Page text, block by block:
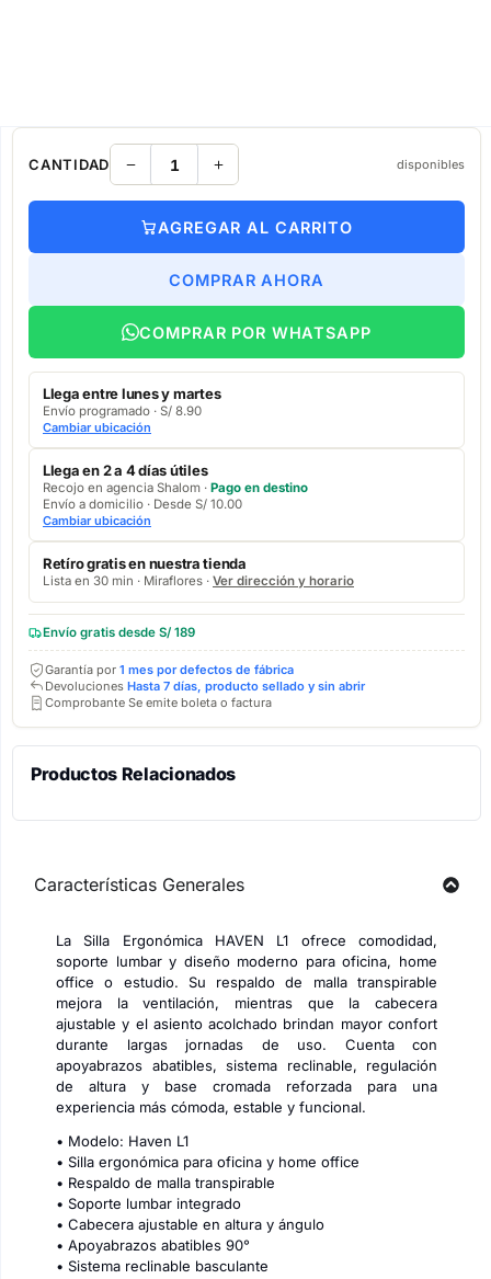
CANTIDAD disponibles
AGREGAR AL CARRITO
COMPRAR AHORA
COMPRAR POR WHATSAPP
Llega entre lunes y martes
Envío programado · S/ 8.90
Cambiar ubicación
Llega en 2 a 4 días útiles
Recojo en agencia Shalom · Pago en destino
Envío a domicilio · Desde S/ 10.00
Cambiar ubicación
Retíro gratis en nuestra tienda
Lista en 30 min · Miraflores · Ver dirección y horario
Envío gratis desde S/ 189
Garantía por 1 mes por defectos de fábrica
Devoluciones Hasta 7 días, producto sellado y sin abrir
Comprobante Se emite boleta o factura
Productos Relacionados
Características Generales
La Silla Ergonómica HAVEN L1 ofrece comodidad,
soporte lumbar y diseño moderno para oficina, home
office o estudio. Su respaldo de malla transpirable
mejora la ventilación, mientras que la cabecera
ajustable y el asiento acolchado brindan mayor confort
durante largas jornadas de uso. Cuenta con
apoyabrazos abatibles, sistema reclinable, regulación
de altura y base cromada reforzada para una
experiencia más cómoda, estable y funcional.
• Modelo: Haven L1
• Silla ergonómica para oficina y home office
• Respaldo de malla transpirable
• Soporte lumbar integrado
• Cabecera ajustable en altura y ángulo
• Apoyabrazos abatibles 90°
• Sistema reclinable basculante